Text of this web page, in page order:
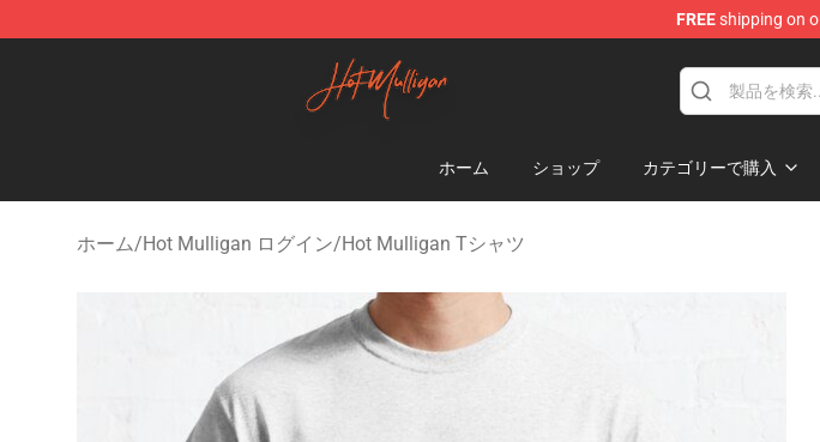
FREEshipping on
Hot Mulligan Shop - Official Hot Mulligan Merchandise Store
ホーム ショップ カテゴリーで購入
ホーム/Hot Mulligan ログイン/Hot Mulligan Tシャツ